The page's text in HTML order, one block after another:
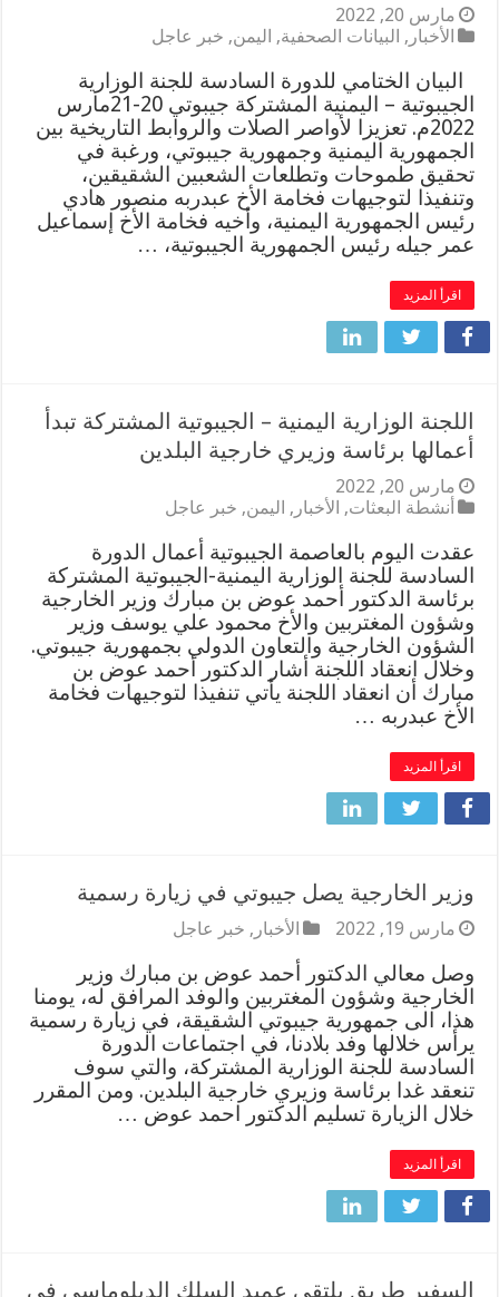
مارس 20, 2022
الأخبار , البيانات الصحفية, اليمن, خبر عاجل
البيان الختامي للدورة السادسة للجنة الوزارية
الجيبوتية – اليمنية المشتركة جيبوتي 20-21مارس
2022م. تعزيزا لأواصر الصلات والروابط التاريخية بين
الجمهورية اليمنية وجمهورية جيبوتي، ورغبة في
تحقيق طموحات وتطلعات الشعبين الشقيقين،
وتنفيذا لتوجيهات فخامة الأخ عبدربه منصور هادي
رئيس الجمهورية اليمنية، وأخيه فخامة الأخ إسماعيل
عمر جيله رئيس الجمهورية الجيبوتية، …
اقرأ المزيد
اللجنة الوزارية اليمنية – الجيبوتية المشتركة تبدأ
أعمالها برئاسة وزيري خارجية البلدين
مارس 20, 2022
أنشطة البعثات, الأخبار , اليمن, خبر عاجل
عقدت اليوم بالعاصمة الجيبوتية أعمال الدورة
السادسة للجنة الوزارية اليمنية-الجيبوتية المشتركة
برئاسة الدكتور أحمد عوض بن مبارك وزير الخارجية
وشؤون المغتربين والأخ محمود علي يوسف وزير
الشؤون الخارجية والتعاون الدولي بجمهورية جيبوتي.
وخلال انعقاد اللجنة أشار الدكتور أحمد عوض بن
مبارك أن انعقاد اللجنة يأتي تنفيذا لتوجيهات فخامة
الأخ عبدربه …
اقرأ المزيد
وزير الخارجية يصل جيبوتي في زيارة رسمية
مارس 19, 2022 الأخبار , خبر عاجل
وصل معالي الدكتور أحمد عوض بن مبارك وزير
الخارجية وشؤون المغتربين والوفد المرافق له، يومنا
هذا، الى جمهورية جيبوتي الشقيقة، في زيارة رسمية
يرأس خلالها وفد بلادنا، في اجتماعات الدورة
السادسة للجنة الوزارية المشتركة، والتي سوف
تنعقد غدا برئاسة وزيري خارجية البلدين. ومن المقرر
خلال الزيارة تسليم الدكتور احمد عوض …
اقرأ المزيد
السفير طريق يلتقي عميد السلك الدبلوماسي في